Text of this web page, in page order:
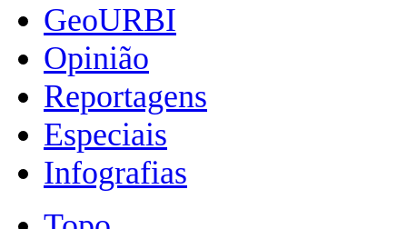
GeoURBI
Opinião
Reportagens
Especiais
Infografias